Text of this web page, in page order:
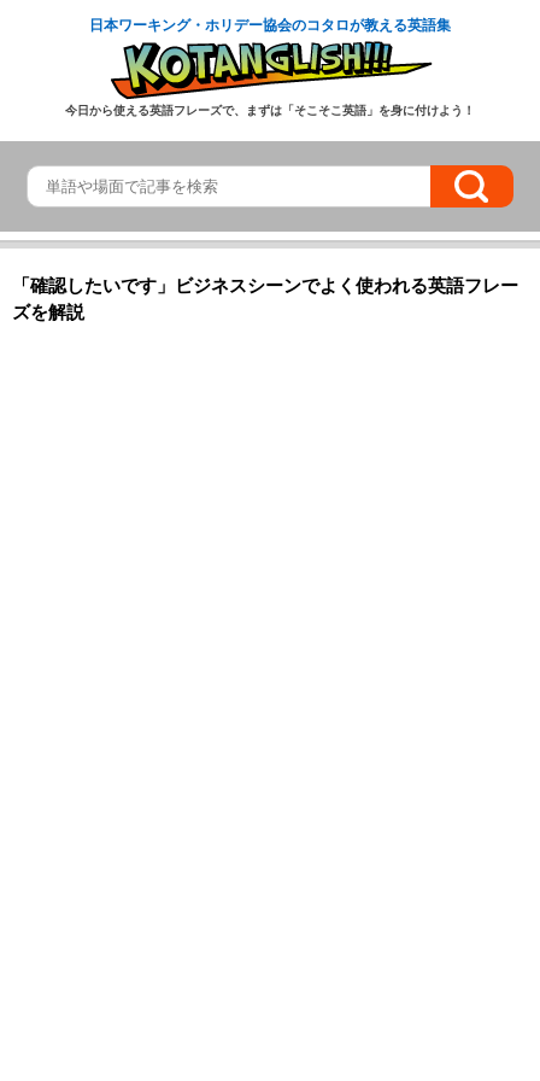
日本ワーキング・ホリデー協会のコタロが教える英語集
今日から使える英語フレーズで、まずは「そこそこ英語」を身に付けよう！
「確認したいです」ビジネスシーンでよく使われる英語フレー
ズを解説